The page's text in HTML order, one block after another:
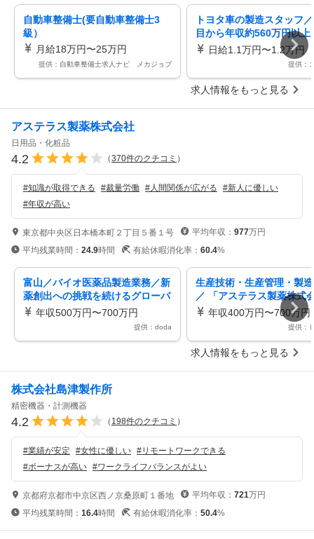
自動車整備士(要自動車整備士3
級）
月給18万円〜25万円
提供：自動車整備士求人ナビ メカジョブ
トヨタ車の製造スタッフ
目から年収約560万円以上
タ車の製造スタッフ寮費
無料の寮／正社員登用制度
日給1.1万円〜1.2万円
提供：
求人情報をもっと見る
アステラス製薬株式会社
日用品・化粧品
4.2 （370件のクチコミ ）
#知識が取得できる #裁量労働 #人間関係が広がる #新人に優しい
#年収が高い
東京都中央区日本橋本町２丁目５番１号 平均年収： 977万円
平均残業時間： 24.9時間 有給休暇消化率： 60.4%
富山／バイオ医薬品製造業務／新
薬創出への挑戦を続けるグローバ
ル企業
年収500万円〜700万円
提供：doda
生産技術・生産管理・製
／ 「アステラス製薬株式
抗体製造職 ／ Assiciate
Associate／ Biopharma
年収400万円〜700万円
提供：
求人情報をもっと見る
株式会社島津製作所
精密機器・計測機器
4.2 （ 198件のクチコミ ）
#業績が安定 #女性に優しい #リモートワークできる
#ボーナスが高い #ワークライフバランスがよい
京都府京都市中京区西ノ京桑原町１番地 平均年収： 721万円
平均残業時間： 16.4時間 有給休暇消化率： 50.4%